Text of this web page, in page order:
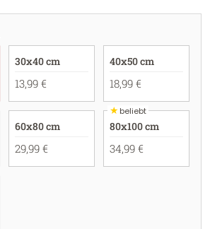
30x40 cm
13,99 €
40x50 cm
18,99 €
60x80 cm
29,99 €
★beliebt
80x100 cm
34,99 €